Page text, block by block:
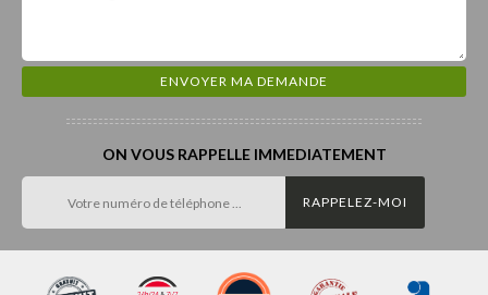
ON VOUS RAPPELLE IMMEDIATEMENT